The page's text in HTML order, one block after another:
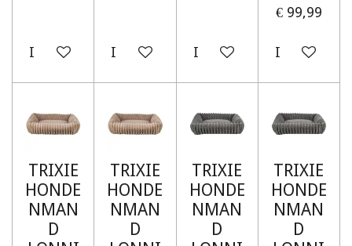
In winkelwagenIn winkelwagenIn winkelwagen
€ 99,99
In
TRIXIE
HONDE
NMAN
D
TRIXIE
HONDE
NMAN
D
TRIXIE
HONDE
NMAN
D
TRIXIE
HONDE
NMAN
D